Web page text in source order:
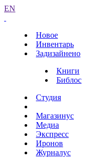
EN
Новое
Инвентарь
Задизайнено
Книги
Библос
Студия
Магазинус
Медиа
Экспресс
Иронов
Журналус